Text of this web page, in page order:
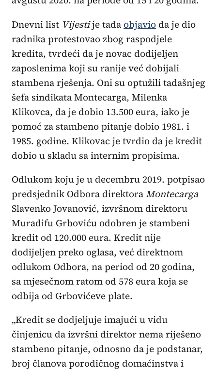
Dnevni list Vijestije tada objavio da je dio
radnika protestovao zbog raspodjele
kredita, tvrdeći da je novac dodijeljen
zaposlenima koji su ranije već dobijali
stambena rješenja. Oni su optužili tadašnjeg
šefa sindikata Montecarga, Milenka
Klikovca, da je dobio 13.500 eura, iako je
pomoć za stambeno pitanje dobio 1981. i
1985. godine. Klikovac je tvrdio da je kredit
dobio u skladu sa internim propisima.
Odlukom koju je u decembru 2019. potpisao
predsjednik Odbora direktoraMontecarga
Slavenko Jovanović, izvršnom direktoru
Muradifu Grboviću odobren je stambeni
kredit od 120.000 eura. Kredit nije
dodijeljen preko oglasa, već direktnom
odlukom Odbora, na period od 20 godina,
sa mjesečnom ratom od 578 eura koja se
odbija od Grbovićeve plate.
„Kredit se dodjeljuje imajući u vidu
činjenicu da izvršni direktor nema riješeno
stambeno pitanje, odnosno da je podstanar,
broj članova porodičnog domaćinstva i